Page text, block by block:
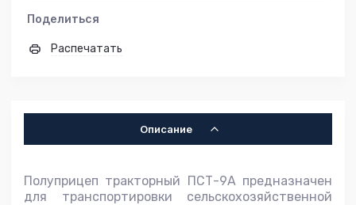
Поделиться
Распечатать
Описание
Полуприцеп тракторный ПСТ-9А предназначен
для транспортировки сельскохозяйственной